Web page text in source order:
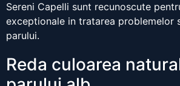
Sereni Capelli sunt recunoscute
exceptionale in tratarea problemelor
parului.
Reda culoarea